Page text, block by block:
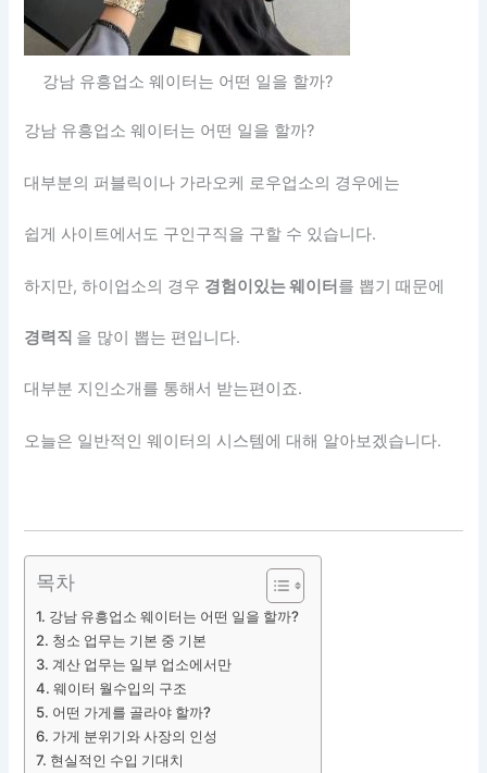
강남 유흥업소 웨이터는 어떤 일을 할까?
강남 유흥업소 웨이터는 어떤 일을 할까?
대부분의 퍼블릭이나 가라오케 로우업소의 경우에는
쉽게 사이트에서도 구인구직을 구할 수 있습니다.
하지만, 하이업소의 경우 경험이있는 웨이터 를 뽑기 때문에
경력직 을 많이 뽑는 편입니다.
대부분 지인소개를 통해서 받는편이죠.
오늘은 일반적인 웨이터의 시스템에 대해 알아보겠습니다.
목차
강남 유흥업소 웨이터는 어떤 일을 할까?
청소 업무는 기본 중 기본
계산 업무는 일부 업소에서만
웨이터 월수입의 구조
어떤 가게를 골라야 할까?
가게 분위기와 사장의 인성
현실적인 수입 기대치